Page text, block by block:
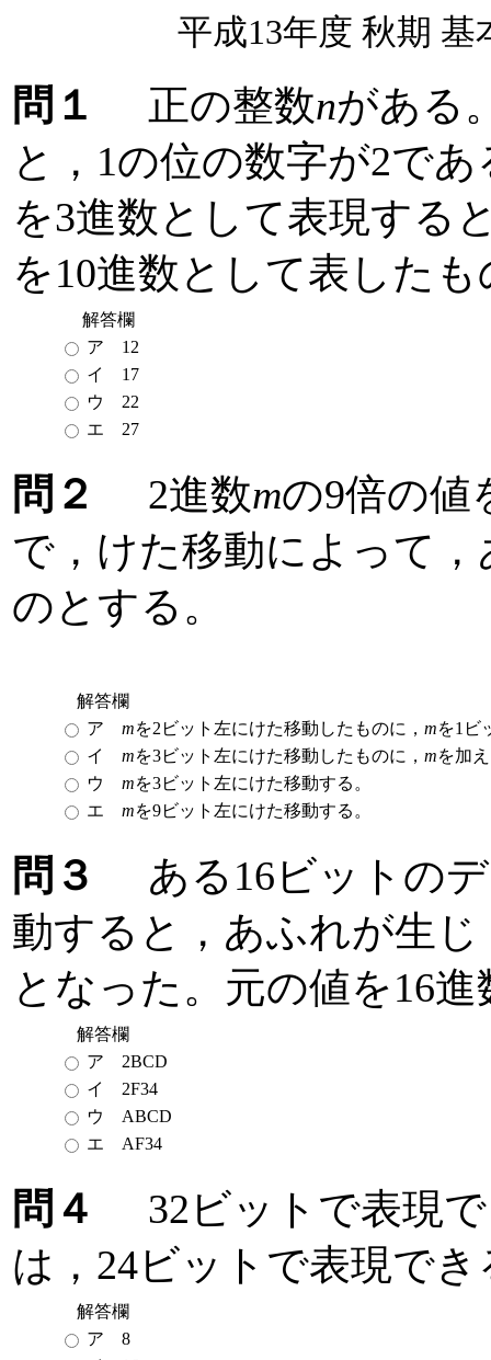
平成13年度 秋期
問１ 正の整数nがある
と，1の位の数字が2で
を3進数として表現する
を10進数として表した
解答欄
ア 12
イ 17
ウ 22
エ 27
問２ 2進数mの9倍の値
で，けた移動によって
のとする。
解答欄
ア mを2ビット左にけた移動したものに， mを1ビ
イ mを3ビット左にけた移動したものに， mを加
ウ mを3ビット左にけた移動する。
エ mを9ビット左にけた移動する。
問３
ある16ビットのデ
動すると，あふれが生
となった。元の値を16
解答欄
ア 2BCD
イ 2F34
ウ ABCD
エ AF34
問４
32ビットで表現で
は，24ビットで表現で
解答欄
ア 8